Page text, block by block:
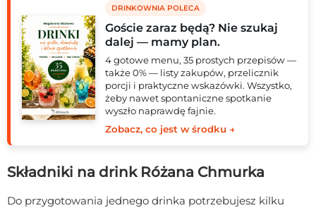
DRINKOWNIA POLECA
Goście zaraz będą? Nie szukaj
dalej — mamy plan.
4 gotowe menu, 35 prostych przepisów —
także 0% — listy zakupów, przelicznik
porcji i praktyczne wskazówki. Wszystko,
żeby nawet spontaniczne spotkanie
wyszło naprawdę fajnie.
Zobacz, co jest w środku →
Składniki na drink Różana Chmurka
Do przygotowania jednego drinka potrzebujesz kilku